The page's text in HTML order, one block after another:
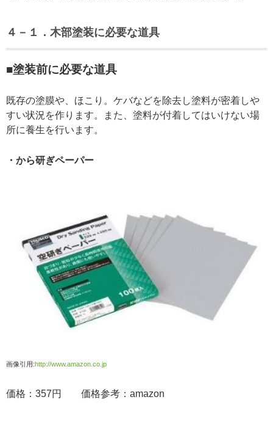
４－１．木部塗装に必要な道具
■塗装前に必要な道具
既存の塗膜や、ほこり。ケバなどを除去し塗料が密着しや
すい状況を作ります。また、塗料が付着してはいけない場
所に養生を行います。
・から研ぎペーパー
画像引用:http://www.amazon.co.jp
価格：357円 価格参考：amazon